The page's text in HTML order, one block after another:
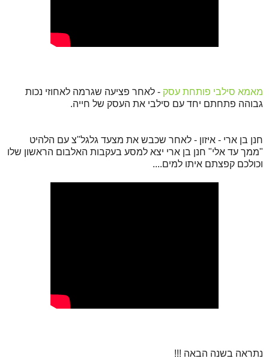
מאמא סילבי פותחת עסק - לאחר פציעה שגרמה לאחוזי נכות
גבוהה פתחתם יחד עם סילבי את העסק של חייה.
חנן בן ארי - איזון - לאחר שכבש את מצעד גלגל"צ עם הלהיט
"ממך עד אלי" חנן בן ארי יצא למסע בעקבות האלבום הראשון שלו
וכולכם קפצתם איתו למים....
נתראה בשנה הבאה !!!